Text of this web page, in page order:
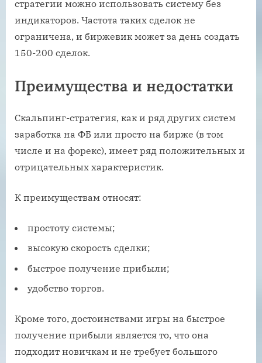
стратегии можно использовать систему без
индикаторов. Частота таких сделок не
ограничена, и биржевик может за день создать
150-200 сделок.
Преимущества и недостатки
Скальпинг-стратегия, как и ряд других систем
заработка на ФБ или просто на бирже (в том
числе и на форекс), имеет ряд положительных и
отрицательных характеристик.
К преимуществам относят:
простоту системы;
высокую скорость сделки;
быстрое получение прибыли;
удобство торгов.
Кроме того, достоинствами игры на быстрое
получение прибыли является то, что она
подходит новичкам и не требует большого